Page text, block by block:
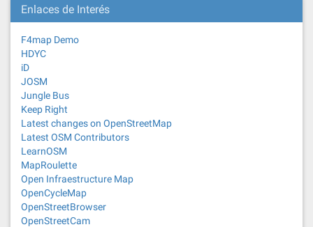
Enlaces de Interés
F4map Demo
HDYC
iD
JOSM
Jungle Bus
Keep Right
Latest changes on OpenStreetMap
Latest OSM Contributors
LearnOSM
MapRoulette
Open Infraestructure Map
OpenCycleMap
OpenStreetBrowser
OpenStreetCam